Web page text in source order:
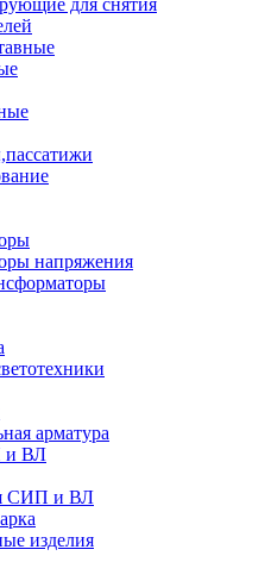
для снятия
напряжения
арматура
и ВЛ
СИП и ВЛ
изделия